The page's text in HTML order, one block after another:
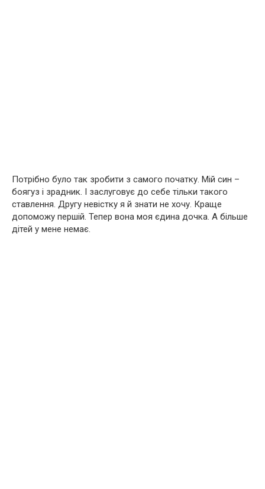
Потрібно було так зробити з самого початку. Мій син –
боягуз і зрадник. І заслуговує до себе тільки такого
ставлення. Другу невістку я й знати не хочу. Краще
допоможу першій. Тепер вона моя єдина дочка. А більше
дітей у мене немає.